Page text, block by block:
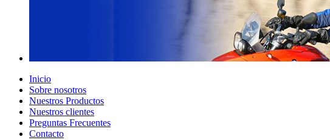
Inicio
Sobre nosotros
Nuestros Productos
Nuestros clientes
Preguntas Frecuentes
Contacto